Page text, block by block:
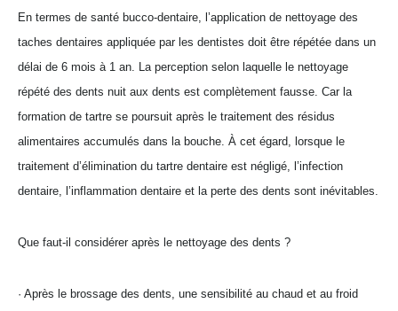
En termes de santé bucco-dentaire, l’application de nettoyage des
taches dentaires appliquée par les dentistes doit être répétée dans un
délai de 6 mois à 1 an. La perception selon laquelle le nettoyage
répété des dents nuit aux dents est complètement fausse. Car la
formation de tartre se poursuit après le traitement des résidus
alimentaires accumulés dans la bouche. À cet égard, lorsque le
traitement d’élimination du tartre dentaire est négligé, l’infection
dentaire, l’inflammation dentaire et la perte des dents sont inévitables.
Que faut-il considérer après le nettoyage des dents ?
· Après le brossage des dents, une sensibilité au chaud et au froid